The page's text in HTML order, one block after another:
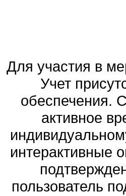
Для участия в
Учет
обеспечения.
активное
интерактивные
пользователь